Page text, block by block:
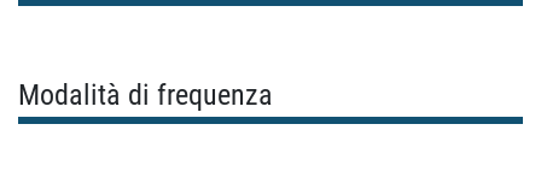
Modalità di frequenza